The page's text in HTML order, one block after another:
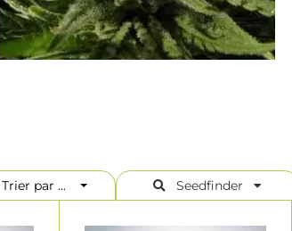
Seedfinder
Trier par ...